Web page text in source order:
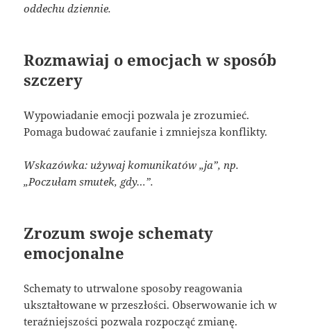
oddechu dziennie.
Rozmawiaj o emocjach w sposób
szczery
Wypowiadanie emocji pozwala je zrozumieć.
Pomaga budować zaufanie i zmniejsza konflikty.
Wskazówka: używaj komunikatów „ja”, np.
„Poczułam smutek, gdy…”.
Zrozum swoje schematy
emocjonalne
Schematy to utrwalone sposoby reagowania
ukształtowane w przeszłości. Obserwowanie ich w
teraźniejszości pozwala rozpocząć zmianę.